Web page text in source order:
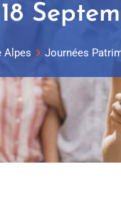
Alpes Journées